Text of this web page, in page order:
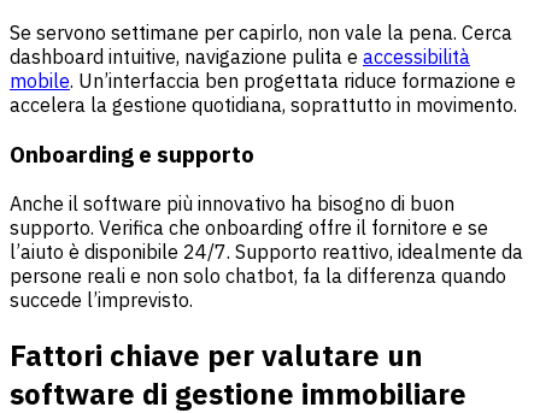
Se servono settimane per capirlo, non vale la pena. Cerca
dashboard intuitive, navigazione pulita e accessibilità
mobile. Un’interfaccia ben progettata riduce formazione e
accelera la gestione quotidiana, soprattutto in movimento.
Onboarding e supporto
Anche il software più innovativo ha bisogno di buon
supporto. Verifica che onboarding offre il fornitore e se
l’aiuto è disponibile 24/7. Supporto reattivo, idealmente da
persone reali e non solo chatbot, fa la differenza quando
succede l’imprevisto.
Fattori chiave per valutare un
software di gestione immobiliare